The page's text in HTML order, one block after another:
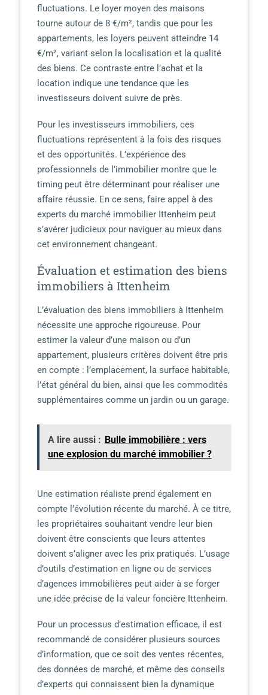
fluctuations. Le loyer moyen des maisons
tourne autour de 8 €/m², tandis que pour les
appartements, les loyers peuvent atteindre 14
€/m², variant selon la localisation et la qualité
des biens. Ce contraste entre l’achat et la
location indique une tendance que les
investisseurs doivent suivre de près.
Pour les investisseurs immobiliers, ces
fluctuations représentent à la fois des risques
et des opportunités. L’expérience des
professionnels de l’immobilier montre que le
timing peut être déterminant pour réaliser une
affaire réussie. En ce sens, faire appel à des
experts du marché immobilier Ittenheim peut
s’avérer judicieux pour naviguer au mieux dans
cet environnement changeant.
Évaluation et estimation des biens
immobiliers à Ittenheim
L’évaluation des biens immobiliers à Ittenheim
nécessite une approche rigoureuse. Pour
estimer la valeur d’une maison ou d’un
appartement, plusieurs critères doivent être pris
en compte : l’emplacement, la surface habitable,
l’état général du bien, ainsi que les commodités
supplémentaires comme un jardin ou un garage.
A lire aussi : Bulle immobilière : vers
une explosion du marché immobilier ?
Une estimation réaliste prend également en
compte l’évolution récente du marché. À ce titre,
les propriétaires souhaitant vendre leur bien
doivent être conscients que leurs attentes
doivent s’aligner avec les prix pratiqués. L’usage
d’outils d’estimation en ligne ou de services
d’agences immobilières peut aider à se forger
une idée précise de la valeur foncière Ittenheim.
Pour un processus d’estimation efficace, il est
recommandé de considérer plusieurs sources
d’information, que ce soit des ventes récentes,
des données de marché, et même des conseils
d’experts qui connaissent bien la dynamique